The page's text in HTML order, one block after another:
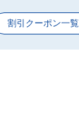
割引クーポン一覧